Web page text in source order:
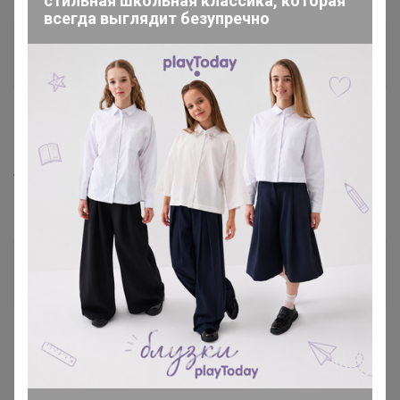
Beatriskido
Кандидат в магистры
7 апреля, 2023 08:44
Artemida
, добрый день. Орехового соуса совсем
никакого нет у поставщика?
Артемида
Бронзовый организатор
7 апреля, 2023 10:51
Beatriskido, здравствуйте 🌼 именно тот что Вы
всегда выглядит безупречно